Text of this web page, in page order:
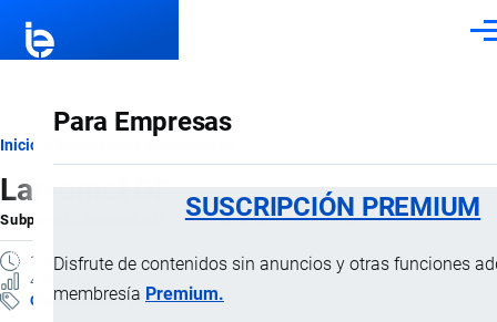
Para Empresas
SUSCRIPCIÓN PREMIUM
Disfrute de contenidos sin anuncios y otras funciones
membresía Premium.
Ruta
de
navegación
Inicio
Larvamat DF
Subpartida Arancelaria porImportaciones …, 2 Abril, 2025
1 MINUTO
4 VISTAS
Clasificación Arancelaria